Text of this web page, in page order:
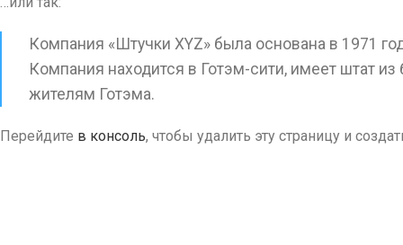
Компания «Штучки XYZ» была основана в 1971
Компания находится в Готэм-сити, имеет штат
жителям Готэма.
Перейдите в консоль, чтобы удалить эту страницу и